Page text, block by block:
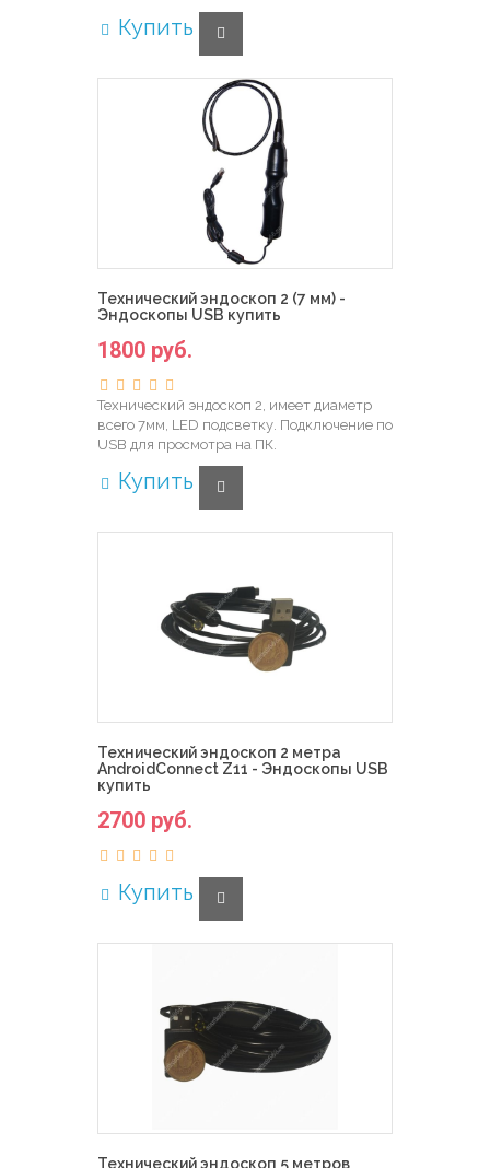
Купить
Технический эндоскоп 2 (7 мм) -
Эндоскопы USB купить
1800 руб.
Технический эндоскоп 2, имеет диаметр
всего 7мм, LED подсветку. Подключение по
USB для просмотра на ПК.
Купить
Технический эндоскоп 2 метра
AndroidConnect Z11 - Эндоскопы USB
купить
2700 руб.
Купить
Технический эндоскоп 5 метров